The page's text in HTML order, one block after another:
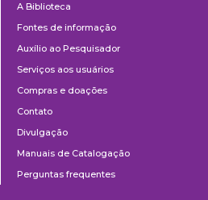
A Biblioteca
Fontes de informação
Auxílio ao Pesquisador
Serviços aos usuários
Compras e doações
Contato
Divulgação
Manuais de Catalogação
Perguntas frequentes